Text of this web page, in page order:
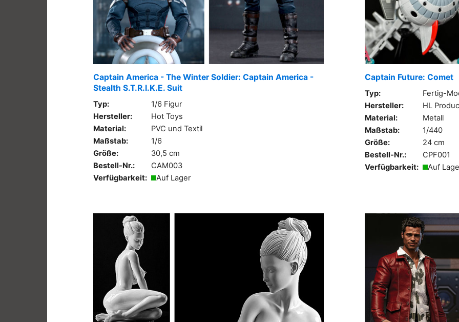
Captain America - The Winter Soldier: Captain America -
Stealth S.T.R.I.K.E. Suit
Typ:
1/6 Figur
Hersteller:
Hot Toys
Material:
PVC und Textil
Maßstab:
1/6
Größe:
30,5 cm
Bestell-Nr.:
CAM003
Verfügbarkeit:
Auf Lager
Captain Future: Comet
Typ:
Fertig-
Hersteller:
HL
Material:
Metall
Maßstab:
1/440
Größe:
24 cm
Bestell-Nr.:
CPF001
Verfügbarkeit:
Auf